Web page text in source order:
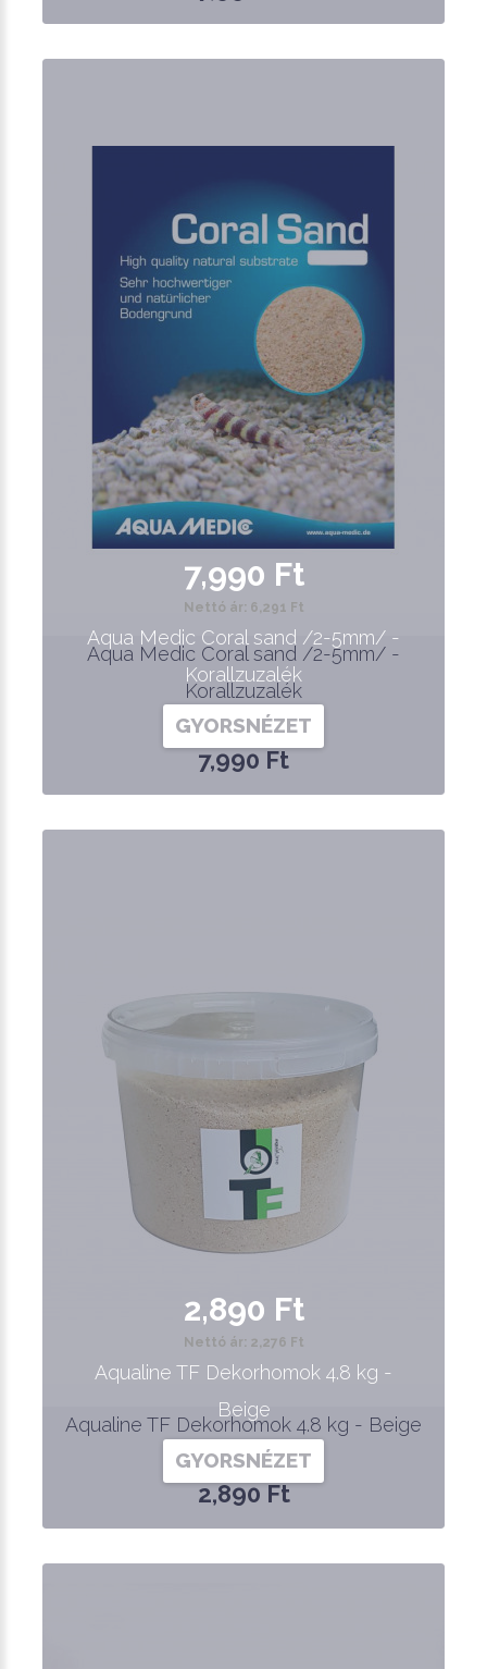
Aqua Medic Coral sand /2-5mm/ -
Korallzuzalék
7,990 Ft
7,990 Ft
Nettó ár: 6,291 Ft
Aqua Medic Coral sand /2-5mm/ -
Korallzuzalék
GYORSNÉZET
Aqualine TF Dekorhomok 4.8 kg - Beige
2,890 Ft
2,890 Ft
Nettó ár: 2,276 Ft
Aqualine TF Dekorhomok 4.8 kg -
Beige
GYORSNÉZET